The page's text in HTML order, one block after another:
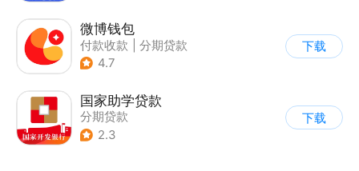
微博钱包
付款收款
分期贷款
4.7
下载
国家助学贷款
分期贷款
2.3
下载